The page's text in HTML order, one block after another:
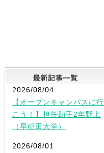
2026/08/04
【オープンキャンパスに行
こう！】担任助手2年野上
（早稲田大学）
2026/08/01